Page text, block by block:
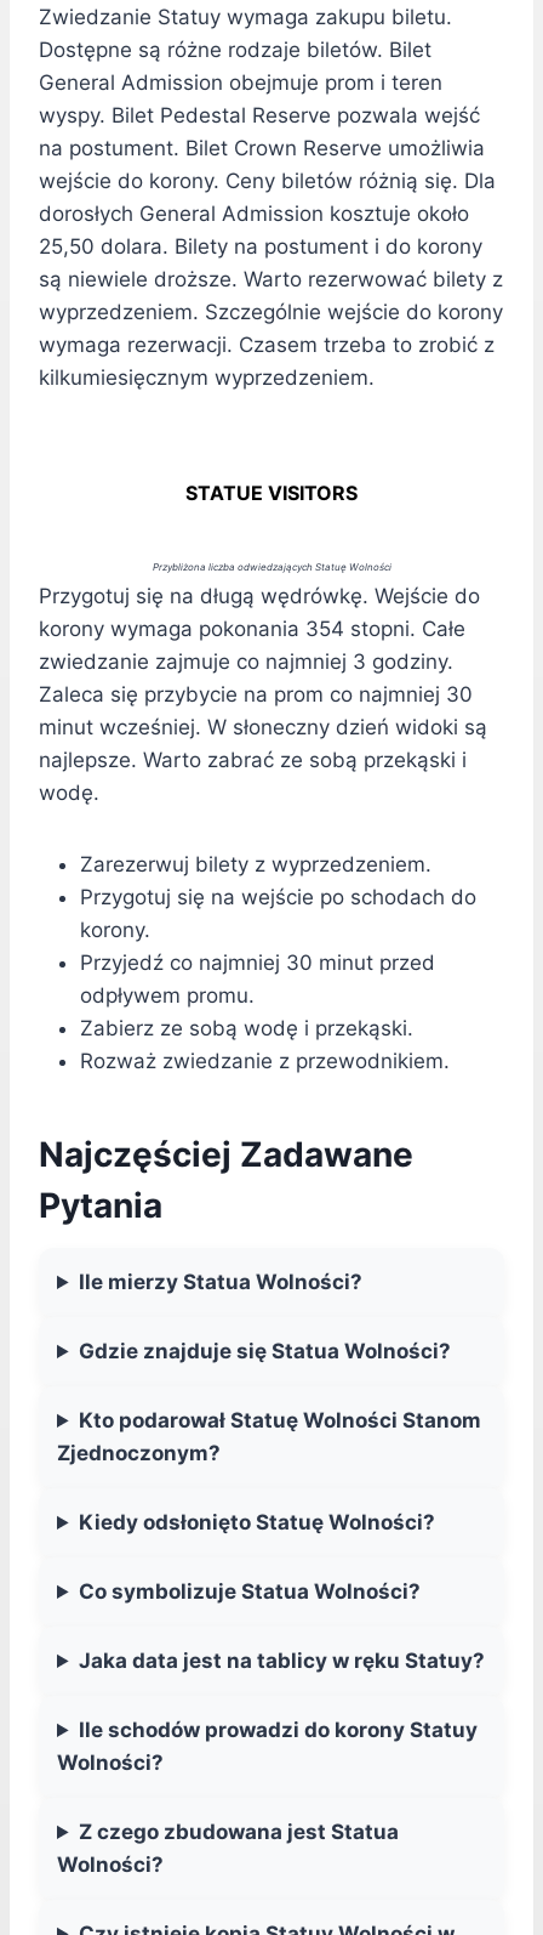
Zwiedzanie Statuy wymaga zakupu biletu.
Dostępne są różne rodzaje biletów. Bilet
General Admission obejmuje prom i teren
wyspy. Bilet Pedestal Reserve pozwala wejść
na postument. Bilet Crown Reserve umożliwia
wejście do korony. Ceny biletów różnią się. Dla
dorosłych General Admission kosztuje około
25,50 dolara. Bilety na postument i do korony
są niewiele droższe. Warto rezerwować bilety z
wyprzedzeniem. Szczególnie wejście do korony
wymaga rezerwacji. Czasem trzeba to zrobić z
kilkumiesięcznym wyprzedzeniem.
STATUE VISITORS
Przybliżona liczba odwiedzających Statuę Wolności
Przygotuj się na długą wędrówkę. Wejście do
korony wymaga pokonania 354 stopni. Całe
zwiedzanie zajmuje co najmniej 3 godziny.
Zaleca się przybycie na prom co najmniej 30
minut wcześniej. W słoneczny dzień widoki są
najlepsze. Warto zabrać ze sobą przekąski i
wodę.
Zarezerwuj bilety z wyprzedzeniem.
Przygotuj się na wejście po schodach do
korony.
Przyjedź co najmniej 30 minut przed
odpływem promu.
Zabierz ze sobą wodę i przekąski.
Rozważ zwiedzanie z przewodnikiem.
Najczęściej Zadawane
Pytania
Ile mierzy Statua Wolności?
Gdzie znajduje się Statua Wolności?
Kto podarował Statuę Wolności Stanom
Zjednoczonym?
Kiedy odsłonięto Statuę Wolności?
Co symbolizuje Statua Wolności?
Jaka data jest na tablicy w ręku Statuy?
Ile schodów prowadzi do korony Statuy
Wolności?
Z czego zbudowana jest Statua
Wolności?